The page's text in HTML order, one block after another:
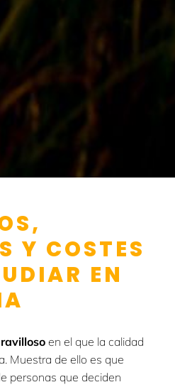
Y COSTES
EN
en el que la calidad
Muestra de ello es que
personas que deciden